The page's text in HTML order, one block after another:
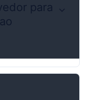
para